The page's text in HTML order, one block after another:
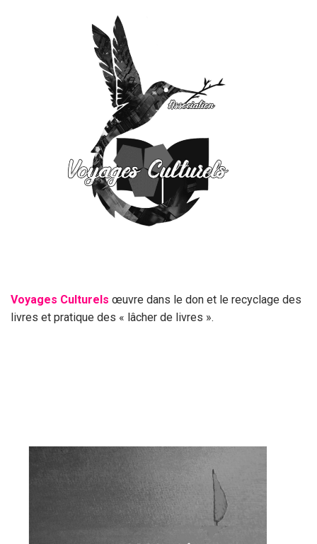
Voyages Culturels œuvre dans le don et le recyclage des
livres et pratique des « lâcher de livres ».